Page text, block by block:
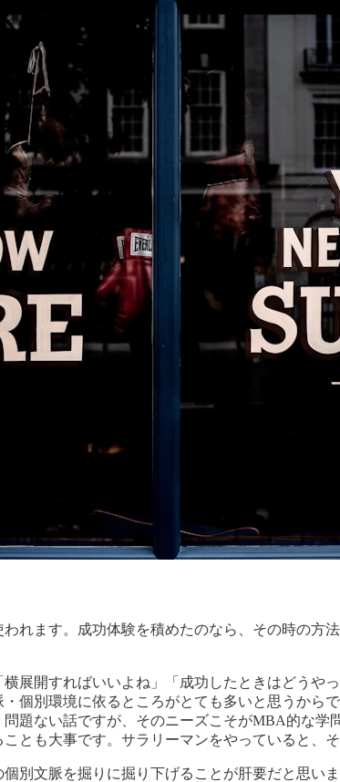
れます。成功体験を積めたのなら、その時の
展開すればいいよね」「成功したときはどう
個別環境に依るところがとても多いと思うか
題ない話ですが、そのニーズこそがMBA的な
とも大事です。サラリーマンをやっていると、
別文脈を掘りに掘り下げることが肝要だと思